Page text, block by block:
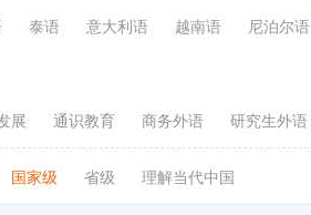
泰语 意大利语 越南语 尼泊尔语
展 通识教育 商务外语 研究生外语
国家级 省级 理解当代中国